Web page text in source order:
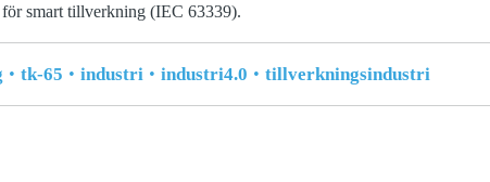
smart tillverkning (IEC 63339).
tk-65 industri industri4.0 tillverkningsindustri